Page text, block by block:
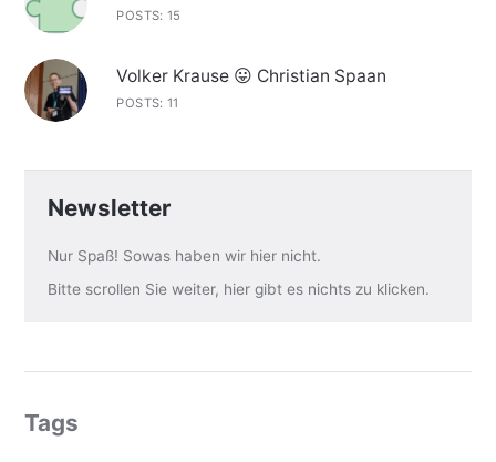
POSTS: 15
Volker Krause 😛 Christian Spaan
POSTS: 11
Newsletter
Nur Spaß! Sowas haben wir hier nicht.
Bitte scrollen Sie weiter, hier gibt es nichts zu klicken.
Tags